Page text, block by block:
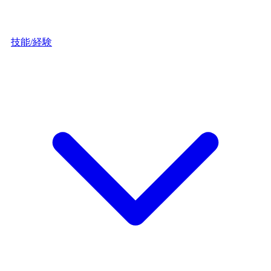
技能/経験